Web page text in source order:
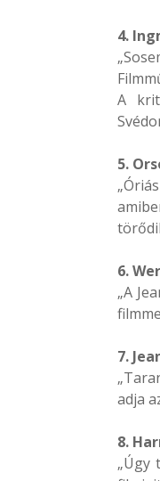
4.
A
5.
6.
„A
7.
adja
8.
„Úgy